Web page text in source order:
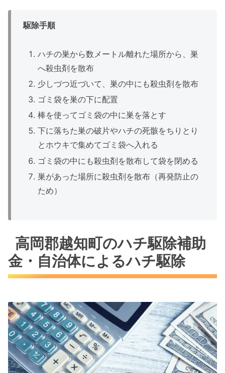
駆除手順
ハチの巣から数メートル離れた場所から、巣
へ殺虫剤を散布
少しづつ近づいて、巣の中にも殺虫剤を散布
ゴミ袋を巣の下に配置
棒を使ってゴミ袋の中に巣を落とす
下に落ちた巣の破片やハチの死骸をちりとり
とホウキで集めてゴミ袋へ入れる
ゴミ袋の中にも殺虫剤を散布して袋を閉める
巣があった場所に殺虫剤を散布（再発防止の
ため）
高岡郡越知町のハチ駆除補助
金・自治体によるハチ駆除